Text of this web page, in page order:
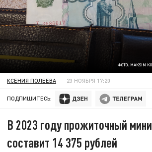
ФОТО: MAKSIM
КСЕНИЯ ПОЛЕЕВА 23 НОЯБРЯ 17:20
ПОДПИШИТЕСЬ:
В 2023 году прожиточный
составит 14 375 рублей